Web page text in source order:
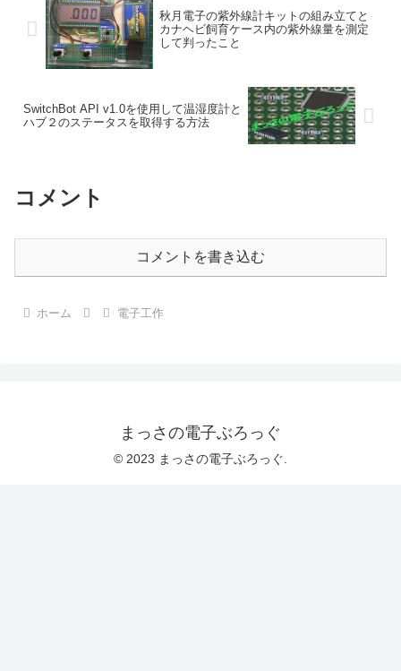
秋月電子の紫外線計キットの組み立てと
カナヘビ飼育ケース内の紫外線量を測定
して判ったこと
SwitchBot API v1.0を使用して温湿度計と
ハブ２のステータスを取得する方法
コメント
コメントを書き込む
ホーム 電子工作
まっさの電子ぶろっぐ
© 2023 まっさの電子ぶろっぐ.